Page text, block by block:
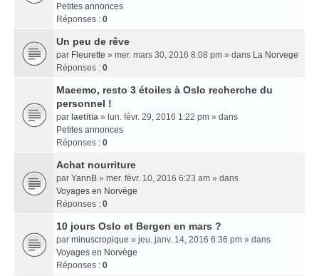
Petites annonces
Réponses : 0
Un peu de rêve
par Fleurette » mer. mars 30, 2016 8:08 pm » dans La Norvege
Réponses : 0
Maeemo, resto 3 étoiles à Oslo recherche du
personnel !
par laetitia » lun. févr. 29, 2016 1:22 pm » dans
Petites annonces
Réponses : 0
Achat nourriture
par YannB » mer. févr. 10, 2016 6:23 am » dans
Voyages en Norvège
Réponses : 0
10 jours Oslo et Bergen en mars ?
par minuscropique » jeu. janv. 14, 2016 6:36 pm » dans
Voyages en Norvège
Réponses : 0